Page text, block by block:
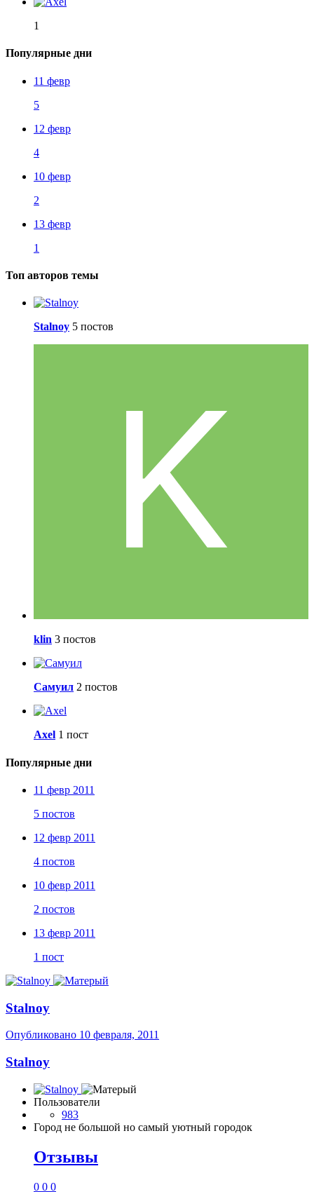
1
Популярные дни
11 февр
5
12 февр
4
10 февр
2
13 февр
1
Топ авторов темы
Stalnoy 5 постов
klin 3 постов
Самуил 2 постов
Axel 1 пост
Популярные дни
11 февр 2011
5 постов
12 февр 2011
4 постов
10 февр 2011
2 постов
13 февр 2011
1 пост
Stalnoy
Опубликовано 10 февраля, 2011
Stalnoy
Пользователи
983
Город не большой но самый уютный городок
Отзывы
0 0 0